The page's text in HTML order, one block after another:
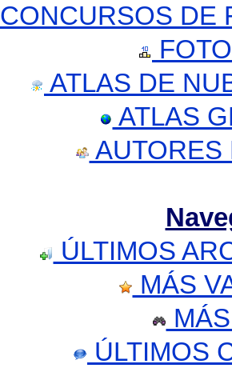
CONCURSOS DE
ATLAS DE
ATLAS
AUTORES
ÚLTIMOS
MÁS
ÚLTIMOS